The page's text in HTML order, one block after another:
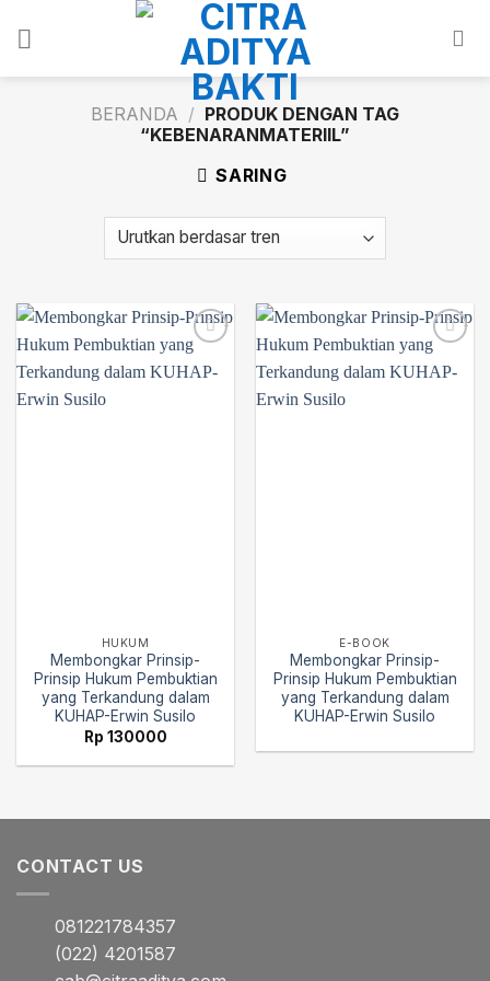
BERANDA / PRODUK DENGAN TAG
“KEBENARANMATERIIL”
SARING
HUKUM
Membongkar Prinsip-
Prinsip Hukum Pembuktian
yang Terkandung dalam
KUHAP-Erwin Susilo
Rp 130000
E-BOOK
Membongkar Prinsip-
Prinsip Hukum Pembuktian
yang Terkandung dalam
KUHAP-Erwin Susilo
CONTACT US
081221784357
(022) 4201587